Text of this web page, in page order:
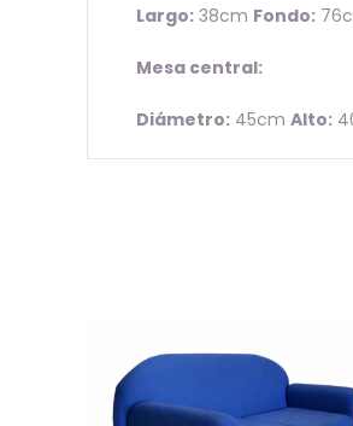
Largo:38cm Fondo:
Mesa central:
Diámetro:45cm Alto: